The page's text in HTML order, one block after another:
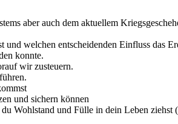
aber auch dem aktuellem
und welchen entscheidenden Einfluss
konnte.
wir zusteuern.
und sichern können
Wohlstand und Fülle in dein Leben ziehst